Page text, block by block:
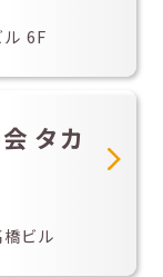
6F
タカ
ビル